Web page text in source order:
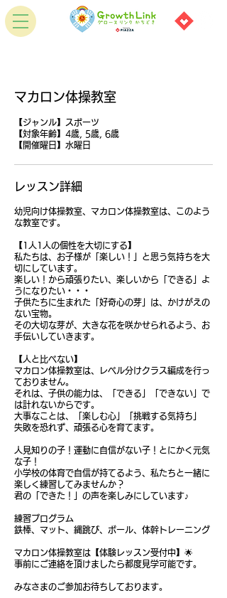
マカロン体操教室
【ジャンル】スポーツ
【対象年齢】4歳, 5歳, 6歳
【開催曜日】水曜日
レッスン詳細
幼児向け体操教室、マカロン体操教室は、このよう
な教室です。
【1人1人の個性を大切にする】
私たちは、お子様が「楽しい！」と思う気持ちを大
切にしています。
楽しい！から頑張りたい、楽しいから「できる」よ
うになりたい・・・
子供たちに生まれた「好奇心の芽」は、かけがえの
ない宝物。
その大切な芽が、大きな花を咲かせられるよう、お
手伝いしていきます。
【人と比べない】
マカロン体操教室は、レベル分けクラス編成を行っ
ておりません。
それは、子供の能力は、「できる」「できない」で
は計れないからです。
大事なことは、「楽しむ心」「挑戦する気持ち」​
失敗を恐れず、頑張る心を育てます。
人見知りの子！運動に自信がない子！とにかく元気
な子！
小学校の体育で自信が持てるよう、私たちと一緒に
楽しく練習してみませんか？
君の「できた！」の声を楽しみにしています♪
練習プログラム
鉄棒、マット、縄跳び、ボール、体幹トレーニング
マカロン体操教室は【体験レッスン受付中】🌟
事前にご連絡を頂けましたら都度見学可能です。
みなさまのご参加お待ちしております。